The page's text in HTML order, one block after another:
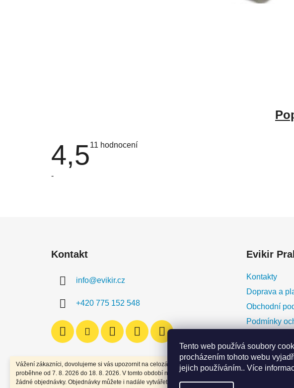
Tento web používá soubory
procházením tohoto webu
jejich používáním.. Více
Vážení zákazníci, dovolujeme si vás upozornit na celozávodní dovolenou, která
proběhne od 7. 8. 2026 do 18. 8. 2026. V tomto období nebudou expedovány
žádné objednávky. Objednávky můžete i nadále vytvářet. Všechny objednávky
4,5Průměrné
11 hodnocení
-
Kontakt
info@evikir.cz
+420 775 152 548
Evikir
Kontakty
Doprava a
Obchodní
Podmínky
Blog
Moje